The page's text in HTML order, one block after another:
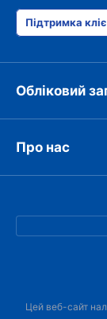
Підтримка
Обліковий
Про нас
Цей веб-сайт